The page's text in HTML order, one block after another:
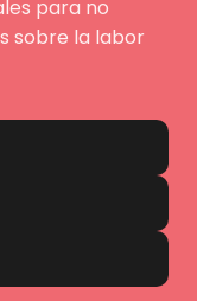
para no
sobre la labor